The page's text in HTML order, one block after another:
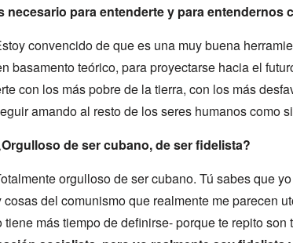
necesario para entenderte y para entendernos
convencido de que es una muy buena
basamento teórico, para proyectarse hacia el
con los más pobre de la tierra, con los más
amando al resto de los seres humanos como
de ser cubano, de ser fidelista?
orgulloso de ser cubano. Tú sabes que
cosas del comunismo que realmente me parecen
tiene más tiempo de definirse- porque te repito